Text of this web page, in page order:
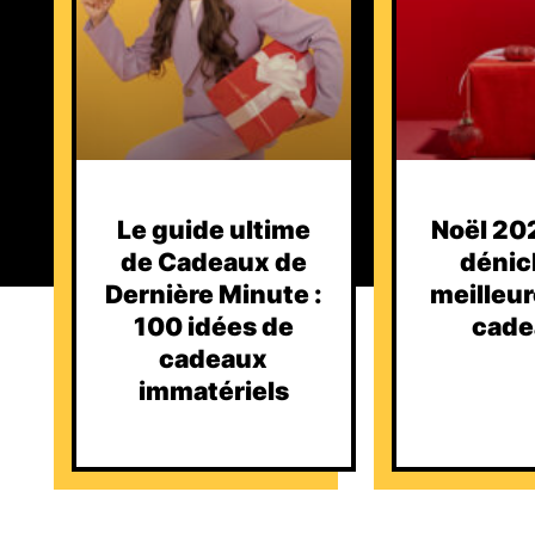
Le guide ultime
de Cadeaux de
Dernière Minute :
100 idées de
cadeaux
immatériels
Noël